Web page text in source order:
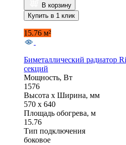
В корзину
Купить в 1 клик
15.76 м²
Биметаллический радиатор
секций
Мощность, Вт
1576
Высота x Ширина, мм
570 x 640
Площадь обогрева, м
15.76
Тип подключения
боковое